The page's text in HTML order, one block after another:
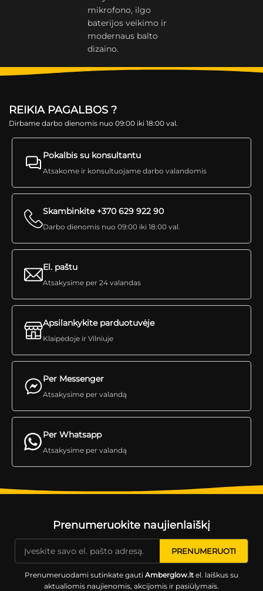
mikrofono, ilgo
baterijos veikimo ir
modernaus balto
dizaino.
REIKIA PAGALBOS ?
Dirbame darbo dienomis nuo 09:00 iki 18:00 val.
Pokalbis su konsultantu
Atsakome ir konsultuojame darbo valandomis
Skambinkite +370 629 922 90
Darbo dienomis nuo 09:00 iki 18:00 val.
Per Messenger
Atsakysime per valandą
El. paštu
Atsakysime per 24 valandas
Apsilankykite parduotuvėje
Klaipėdoje ir Vilniuje
Per Whatsapp
Atsakysime per valandą
Prenumeruokite naujienlaiškį
Prenumeruodami sutinkate gauti Amberglow.ltel. laiškus su
aktualiomis naujienomis, akcijomis ir pasiūlymais.